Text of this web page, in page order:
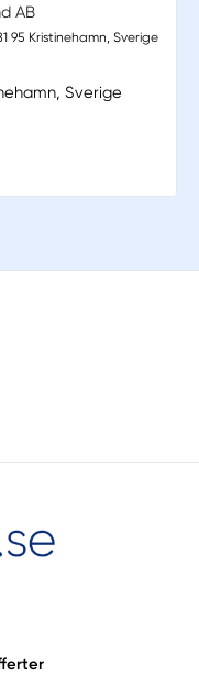
AB
95 Kristinehamn, Sverige
Sverige